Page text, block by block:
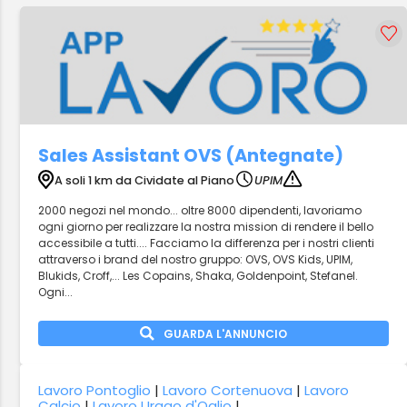
Sales Assistant OVS (Antegnate)
A soli 1 km da Cividate al Piano
UPIM
2000 negozi nel mondo... oltre 8000 dipendenti, lavoriamo
ogni giorno per realizzare la nostra mission di rendere il bello
accessibile a tutti.... Facciamo la differenza per i nostri clienti
attraverso i brand del nostro gruppo: OVS, OVS Kids, UPIM,
Blukids, Croff,... Les Copains, Shaka, Goldenpoint, Stefanel.
Ogni...
GUARDA L'ANNUNCIO
Lavoro Pontoglio |Lavoro Cortenuova |Lavoro